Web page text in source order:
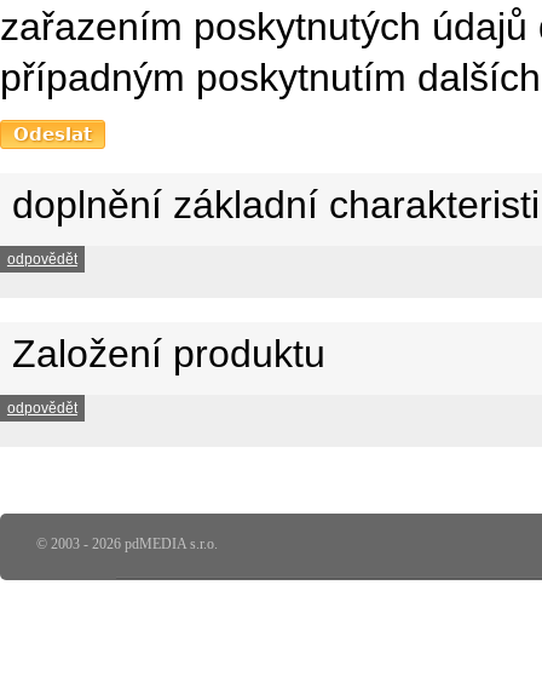
zařazením poskytnutých
případným poskytnutím
doplnění základní
odpovědět
Založení produktu
odpovědět
© 2003 - 2026 pdMEDIA s.r.o.